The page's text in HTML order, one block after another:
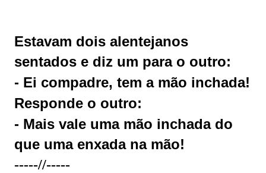
Estavam dois alentejanos
sentados e diz um para o outro:
- Ei compadre, tem a mão inchada!
Responde o outro:
- Mais vale uma mão inchada do
que uma enxada na mão!
-----//-----